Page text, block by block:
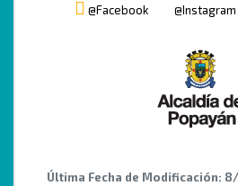
@Facebook @Instagram
Última Fecha de Modificación: